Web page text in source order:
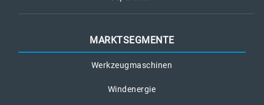
MARKTSEGMENTE
Werkzeugmaschinen
Windenergie